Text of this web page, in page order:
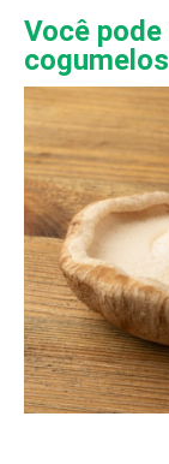
Você